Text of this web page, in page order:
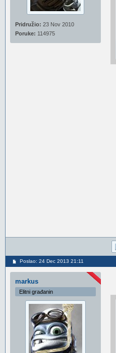
Pridružio: 23 Nov 2010
Poruke: 114975
Poslao: 24 Dec 2013 21:11
markus
Elitni građanin